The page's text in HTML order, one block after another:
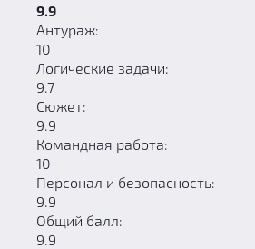
9.9
Антураж:
10
Логические задачи:
9.7
Сюжет:
9.9
Командная работа:
10
Персонал и безопасность:
9.9
Общий балл:
9.9